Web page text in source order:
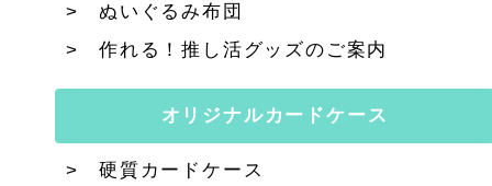
ぬいぐるみ布団
作れる！推し活グッズのご案内
オリジナルカードケース
硬質カードケース